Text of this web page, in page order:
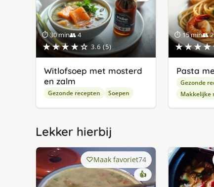
⏱ 30 min👥 4
★★★★☆ 3.6 (5)
Witlofsoep met mosterd
en zalm
Gezonde recepten Soepen
⏱ 15 min👥 2
Pasta
Gezonde
Makkelijke
Lekker hierbij
Maak favoriet74
👍